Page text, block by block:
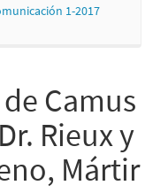
1-2017
Camus
Rieux y
Mártir